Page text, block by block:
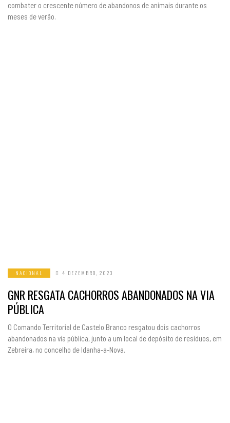
combater o crescente número de abandonos de animais durante os
meses de verão.
NACIONAL 4 DEZEMBRO, 2023
GNR RESGATA CACHORROS ABANDONADOS NA VIA
PÚBLICA
O Comando Territorial de Castelo Branco resgatou dois cachorros
abandonados na via pública, junto a um local de depósito de resíduos, em
Zebreira, no concelho de Idanha-a-Nova.